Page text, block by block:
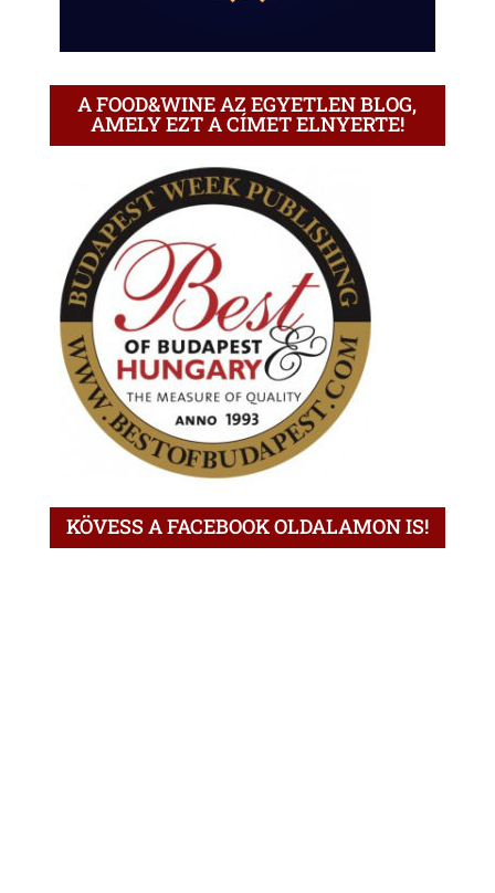
A FOOD&WINE AZ EGYETLEN BLOG,
AMELY EZT A CÍMET ELNYERTE!
KÖVESS A FACEBOOK OLDALAMON IS!